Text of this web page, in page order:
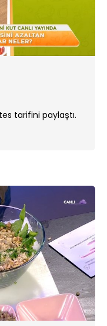
tarifini paylaştı.